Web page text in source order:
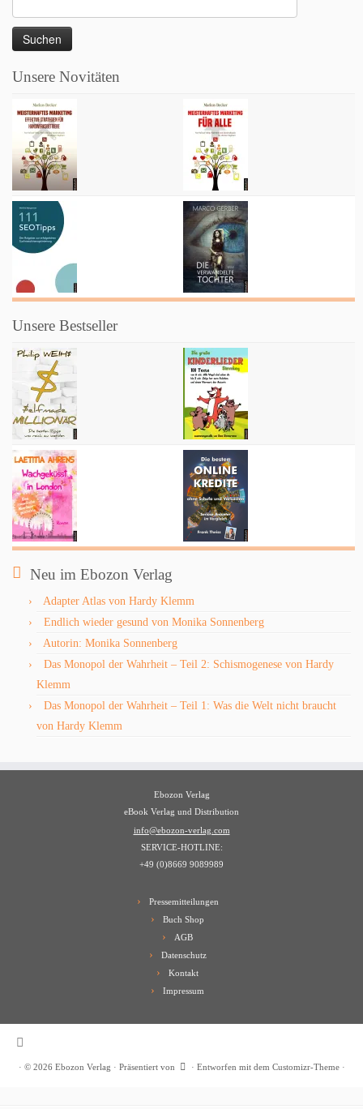
nach:
Unsere Novitäten
Unsere Bestseller
Neu im Ebozon Verlag
Adapter Atlas von Hardy Klemm
Endlich wieder gesund von Monika Sonnenberg
Autorin: Monika Sonnenberg
Das Monopol der Wahrheit – Teil 2: Schismogenese von Hardy
Klemm
Das Monopol der Wahrheit – Teil 1: Was die Welt nicht braucht
von Hardy Klemm
Ebozon Verlag
eBook Verlag und Distribution
info@ebozon-verlag.com
SERVICE-HOTLINE:
+49 (0)8669 9089989
Pressemitteilungen
Buch Shop
AGB
Datenschutz
Kontakt
Impressum
· © 2026 Ebozon Verlag · Präsentiert von · Entworfen mit dem Customizr-Theme·